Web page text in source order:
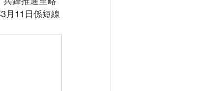
月11日係短線